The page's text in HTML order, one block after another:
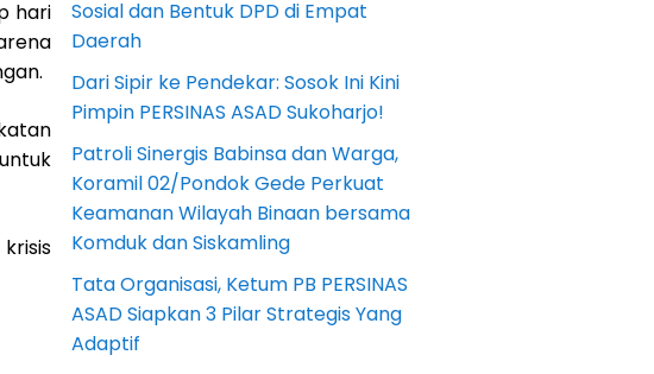
hari
Sosial dan Bentuk DPD di Empat
Daerah
Dari Sipir ke Pendekar: Sosok Ini Kini
Pimpin PERSINAS ASAD Sukoharjo!
Patroli Sinergis Babinsa dan Warga,
Koramil 02/Pondok Gede Perkuat
Keamanan Wilayah Binaan bersama
Komduk dan Siskamling
Tata Organisasi, Ketum PB PERSINAS
ASAD Siapkan 3 Pilar Strategis Yang
Adaptif